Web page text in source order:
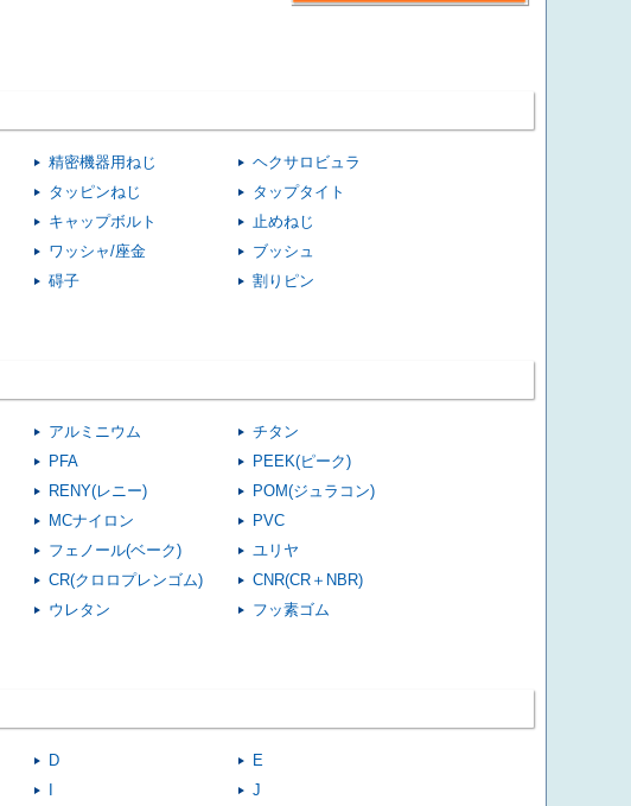
精密機器用ねじ
ヘクサロビュラ
タッピンねじ
タップタイト
キャップボルト
止めねじ
ワッシャ/座金
ブッシュ
碍子
割りピン
アルミニウム
チタン
PFA
PEEK(ピーク)
RENY(レニー)
POM(ジュラコン)
MCナイロン
PVC
フェノール(ベーク)
ユリヤ
CR(クロロプレンゴム)
CNR(CR＋NBR)
ウレタン
フッ素ゴム
D
E
J